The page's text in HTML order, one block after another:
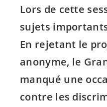
Lors de cette
sujets
En rejetant le
anonyme, le
manqué une
contre les